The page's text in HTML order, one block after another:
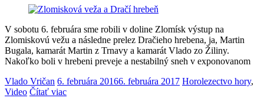
V sobotu 6. februára sme robili v doline Zlomísk výstup na
Zlomiskovú vežu a následne prelez Dračieho hrebena, ja, Martin
Bugala, kamarát Martin z Trnavy a kamarát Vlado zo Žiliny.
Nakoľko boli v hrebeni preveje a nestabilný sneh v exponovanom
Vlado Vričan 6. februára 20166. februára 2017 Horolezectvo hory,
Video Čítať viac